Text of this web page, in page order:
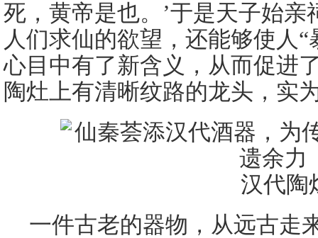
死，黄帝是也。’于是天子始亲
人们求仙的欲望，还能够使人
心目中有了新含义，从而促进
陶灶上有清晰纹路的龙头，实
汉代陶
一件古老的器物，从远古走